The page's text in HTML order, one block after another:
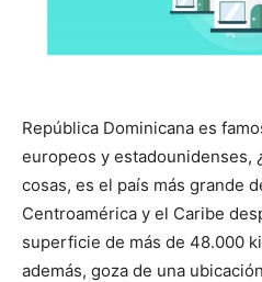
República Dominicana es
europeos y estadounidenses,
cosas, es el país más grande
Centroamérica y el Caribe
superficie de más de 48.000
además, goza de una